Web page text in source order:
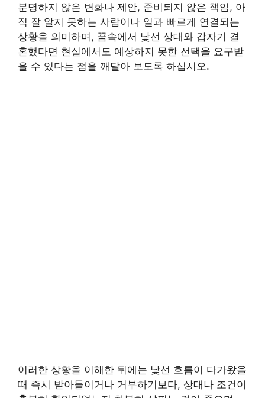
분명하지 않은 변화나 제안, 준비되지 않은 책임, 아
직 잘 알지 못하는 사람이나 일과 빠르게 연결되는
상황을 의미하며, 꿈속에서 낯선 상대와 갑자기 결
혼했다면 현실에서도 예상하지 못한 선택을 요구받
을 수 있다는 점을 깨달아 보도록 하십시오.
이러한 상황을 이해한 뒤에는 낯선 흐름이 다가왔을
때 즉시 받아들이거나 거부하기보다, 상대나 조건이